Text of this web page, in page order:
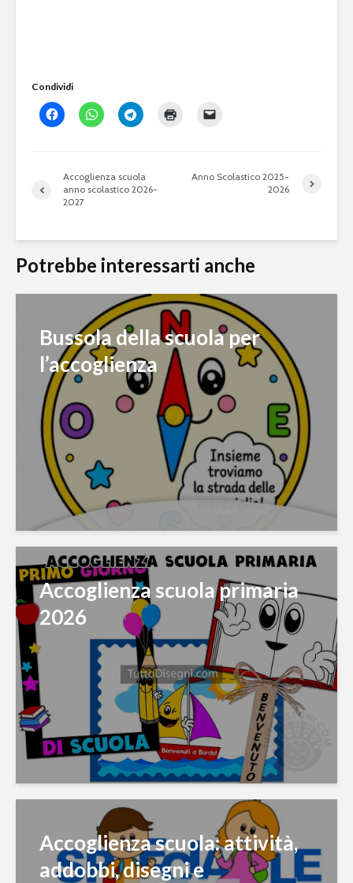
Condividi
Accoglienza scuola
anno scolastico 2026-
2027
Anno Scolastico 2025-
2026
Potrebbe interessarti anche
Bussola della scuola per
l’accoglienza
Accoglienza scuola primaria
2026
Accoglienza scuola: attività,
addobbi, disegni e